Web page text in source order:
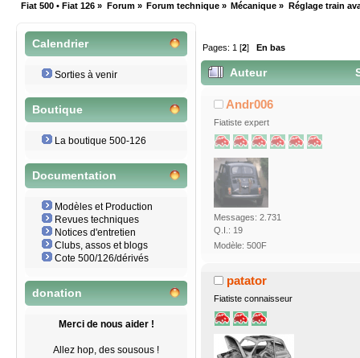
Fiat 500 • Fiat 126 » Forum» Forum technique» Mécanique » Réglage train
Calendrier
Sorties à venir
Boutique
La boutique 500-126
Documentation
Modèles et Production
Revues techniques
Notices d'entretien
Clubs, assos et blogs
Cote 500/126/dérivés
donation
Merci de nous aider !
Allez hop, des sousous !
Pages: 1 [2] En bas
Auteur
Andr006
Fiatiste expert
Messages: 2.731
Q.I.: 19
Modèle: 500F
patator
Fiatiste connaisseur